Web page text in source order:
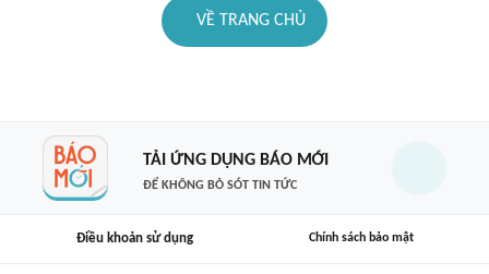
VỀ TRANG CHỦ
TẢI ỨNG DỤNG BÁO MỚI
ĐỂ KHÔNG BỎ SÓT TIN TỨC
Điều khoản sử dụng Chính sách bảo mật